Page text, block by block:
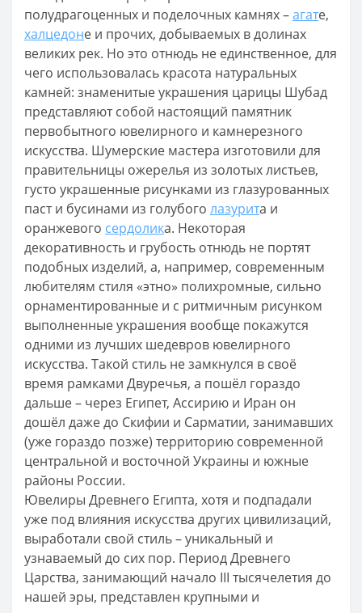
полудрагоценных и поделочных камнях –агате,
халцедоне и прочих, добываемых в долинах
великих рек. Но это отнюдь не единственное, для
чего использовалась красота натуральных
камней: знаменитые украшения царицы Шубад
представляют собой настоящий памятник
первобытного ювелирного и камнерезного
искусства. Шумерские мастера изготовили для
правительницы ожерелья из золотых листьев,
густо украшенные рисунками из глазурованных
паст и бусинами из голубого лазурита и
оранжевого сердолика. Некоторая
декоративность и грубость отнюдь не портят
подобных изделий, а, например, современным
любителям стиля «этно» полихромные, сильно
орнаментированные и с ритмичным рисунком
выполненные украшения вообще покажутся
одними из лучших шедевров ювелирного
искусства. Такой стиль не замкнулся в своё
время рамками Двуречья, а пошёл гораздо
дальше – через Египет, Ассирию и Иран он
дошёл даже до Скифии и Сарматии, занимавших
(уже гораздо позже) территорию современной
центральной и восточной Украины и южные
районы России.
Ювелиры Древнего Египта, хотя и подпадали
уже под влияния искусства других цивилизаций,
выработали свой стиль – уникальный и
узнаваемый до сих пор. Период Древнего
Царства, занимающий начало III тысячелетия до
нашей эры, представлен крупными и